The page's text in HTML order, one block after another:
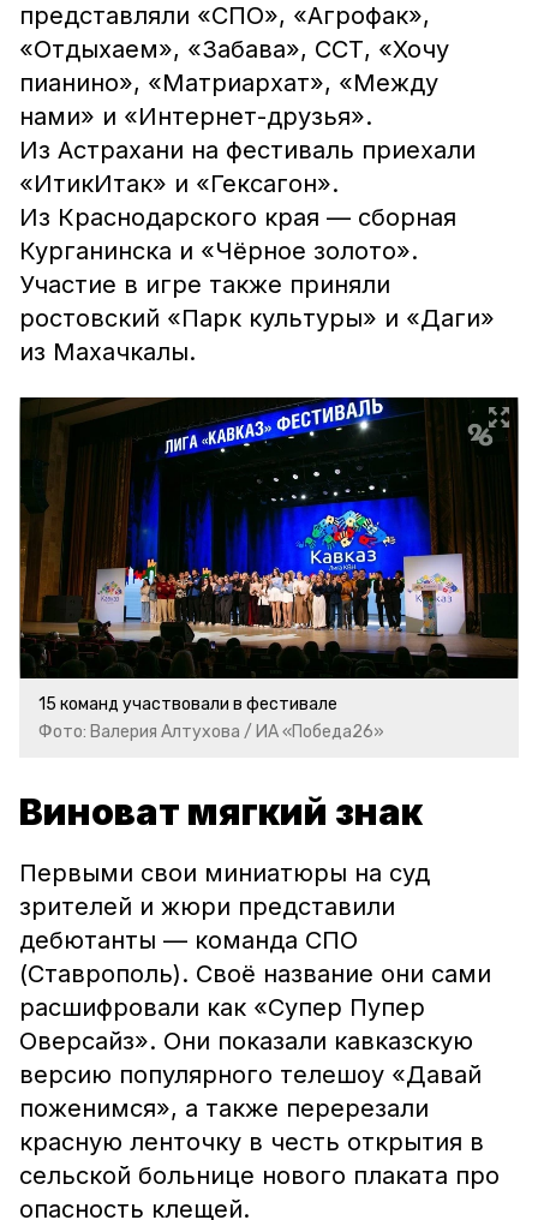
представляли «СПО», «Агрофак»,
«Отдыхаем», «Забава», ССТ, «Хочу
пианино», «Матриархат», «Между
нами» и «Интернет-друзья».
Из Астрахани на фестиваль приехали
«ИтикИтак» и «Гексагон».
Из Краснодарского края — сборная
Курганинска и «Чёрное золото».
Участие в игре также приняли
ростовский «Парк культуры» и «Даги»
из Махачкалы.
15 команд участвовали в фестивале
Фото: Валерия Алтухова / ИА «Победа26»
Виноват мягкий знак
Первыми свои миниатюры на суд
зрителей и жюри представили
дебютанты — команда СПО
(Ставрополь). Своё название они сами
расшифровали как «Супер Пупер
Оверсайз». Они показали кавказскую
версию популярного телешоу «Давай
поженимся», а также перерезали
красную ленточку в честь открытия в
сельской больнице нового плаката про
опасность клещей.